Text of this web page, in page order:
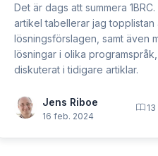
Det är dags att summera
artikel tabellerar jag topplistan
lösningsförslagen, samt även
lösningar i olika
diskuterat i tidigare artiklar.
Jens Riboe
16 feb. 2024
13